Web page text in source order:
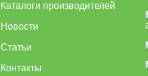
Каталоги производителей
Новости
Статьи
Контакты